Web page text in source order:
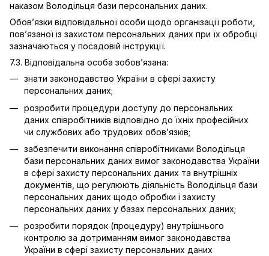
наказом Володільця бази персональних даних.
Обов’язки відповідальної особи щодо організації роботи,
пов’язаної із захистом персональних даних при їх обробці
зазначаються у посадовій інструкції.
7.3. Відповідальна особа зобов’язана:
знати законодавство України в сфері захисту
персональних даних;
розробити процедури доступу до персональних
даних співробітників відповідно до їхніх професійних
чи службових або трудових обов’язків;
забезпечити виконання співробітниками Володільця
бази персональних даних вимог законодавства України
в сфері захисту персональних даних та внутрішніх
документів, що регулюють діяльність Володільця бази
персональних даних щодо обробки і захисту
персональних даних у базах персональних даних;
розробити порядок (процедуру) внутрішнього
контролю за дотриманням вимог законодавства
України в сфері захисту персональних даних